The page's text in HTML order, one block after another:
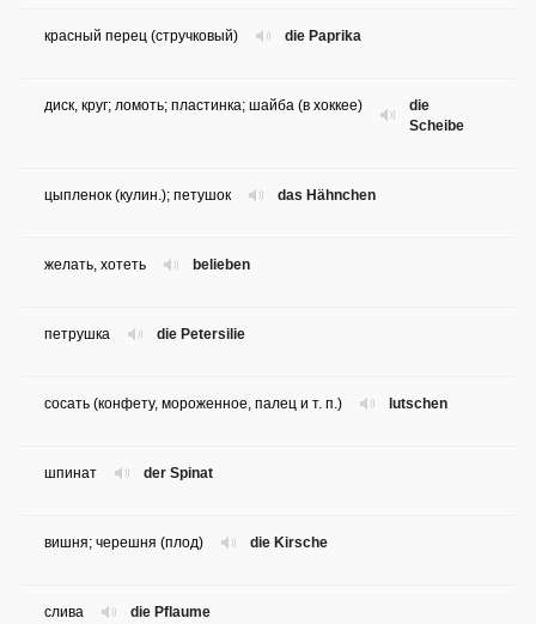
die Paprika
красный перец (стручковый)
die
Scheibe
диск, круг; ломоть; пластинка; шайба (в хоккее)
das Hähnchen
цыпленок (кулин.); петушок
belieben
желать, хотеть
die Petersilie
петрушка
lutschen
сосать (конфету, мороженное, палец и т. п.)
der Spinat
шпинат
die Kirsche
вишня; черешня (плод)
die Pflaume
слива